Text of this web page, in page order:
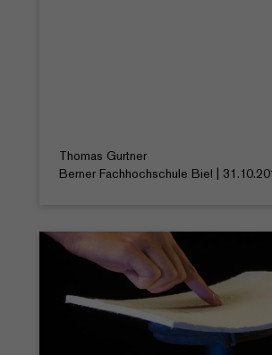
Thomas Gurtner
Berner Fachhochschule Biel |